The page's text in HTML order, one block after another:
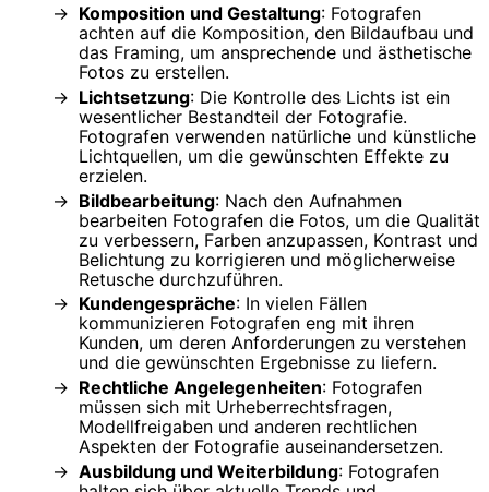
Komposition und Gestaltung: Fotografen
achten auf die Komposition, den Bildaufbau und
das Framing, um ansprechende und ästhetische
Fotos zu erstellen.
Lichtsetzung: Die Kontrolle des Lichts ist ein
wesentlicher Bestandteil der Fotografie.
Fotografen verwenden natürliche und künstliche
Lichtquellen, um die gewünschten Effekte zu
erzielen.
Bildbearbeitung: Nach den Aufnahmen
bearbeiten Fotografen die Fotos, um die Qualität
zu verbessern, Farben anzupassen, Kontrast und
Belichtung zu korrigieren und möglicherweise
Retusche durchzuführen.
Kundengespräche: In vielen Fällen
kommunizieren Fotografen eng mit ihren
Kunden, um deren Anforderungen zu verstehen
und die gewünschten Ergebnisse zu liefern.
Rechtliche Angelegenheiten: Fotografen
müssen sich mit Urheberrechtsfragen,
Modellfreigaben und anderen rechtlichen
Aspekten der Fotografie auseinandersetzen.
Ausbildung und Weiterbildung: Fotografen